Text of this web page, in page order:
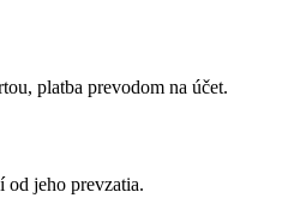
platba prevodom na účet.
od jeho prevzatia.